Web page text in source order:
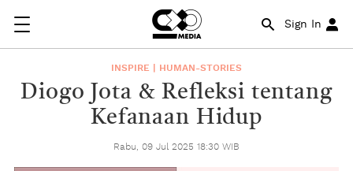
Sign In
INSPIRE | HUMAN-STORIES
Diogo Jota & Refleksi tentang
Kefanaan Hidup
Rabu, 09 Jul 2025 18:30 WIB